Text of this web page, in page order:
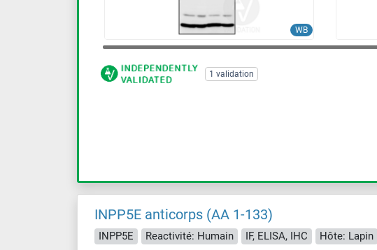
WB
1 validation
INPP5E anticorps (AA 1-133)
INPP5E Reactivité: Humain IF, ELISA, IHC Hôte: Lapin